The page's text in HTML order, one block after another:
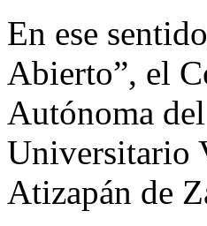
En ese
Abierto”, el
Autónoma
Universitario
Atizapán de